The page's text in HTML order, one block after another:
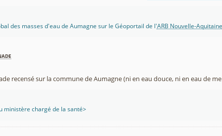
des masses d'eau de Aumagne sur le Géoportail de l'ARB Nouvelle-Aquitaine
recensé sur la commune de Aumagne (ni en eau douce, ni en eau de
ministère chargé de la santé>